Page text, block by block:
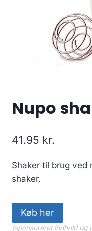
Nupo
41.95 kr.
Shaker til brug ved
shaker.
Køb her
(sponsoreret indhold og